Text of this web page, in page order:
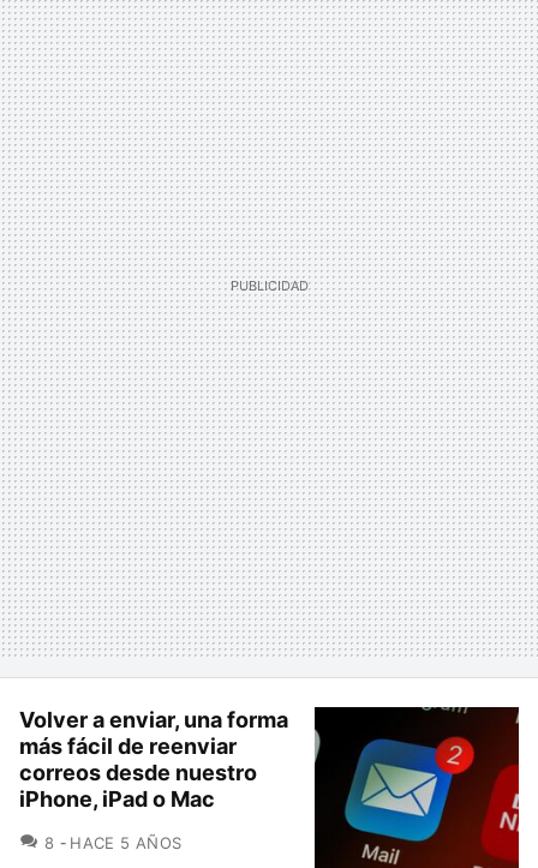
Volver a enviar, una forma
más fácil de reenviar
correos desde nuestro
iPhone, iPad o Mac
8 COMENTARIOS
HACE 5 AÑOS